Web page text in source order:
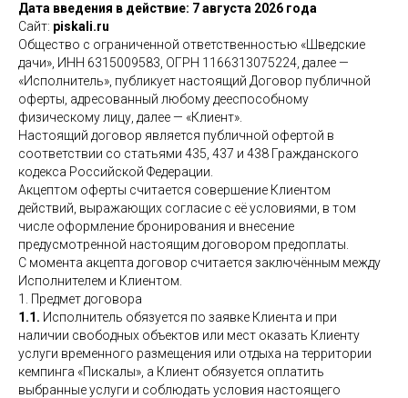
Дата введения в действие: 7 августа 2026 года
Сайт: piskali.ru
Общество с ограниченной ответственностью «Шведские
дачи», ИНН 6315009583, ОГРН 1166313075224, далее —
«Исполнитель», публикует настоящий Договор публичной
оферты, адресованный любому дееспособному
физическому лицу, далее — «Клиент».
Настоящий договор является публичной офертой в
соответствии со статьями 435, 437 и 438 Гражданского
кодекса Российской Федерации.
Акцептом оферты считается совершение Клиентом
действий, выражающих согласие с её условиями, в том
числе оформление бронирования и внесение
предусмотренной настоящим договором предоплаты.
С момента акцепта договор считается заключённым между
Исполнителем и Клиентом.
1. Предмет договора
1.1. Исполнитель обязуется по заявке Клиента и при
наличии свободных объектов или мест оказать Клиенту
услуги временного размещения или отдыха на территории
кемпинга «Пискалы», а Клиент обязуется оплатить
выбранные услуги и соблюдать условия настоящего